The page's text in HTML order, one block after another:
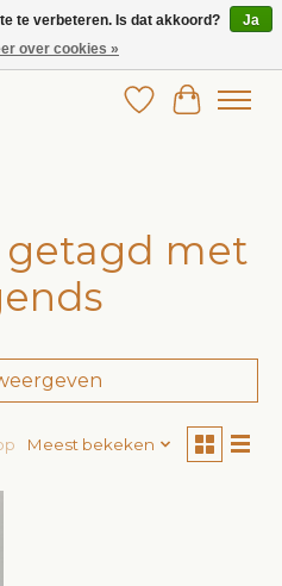
kinderkleding!
Verlanglijst
met
Meest bekeken
te verbeteren. Is dat akkoord?
Ja
over cookies »